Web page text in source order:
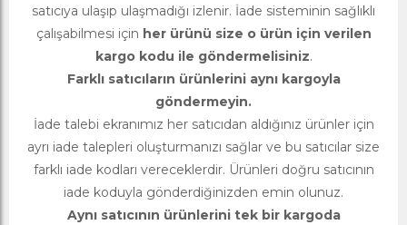
satıcıya ulaşıp ulaşmadığı izlenir. İade sisteminin sağlıklı
çalışabilmesi için her ürünü size o ürün için verilen
kargo kodu ile göndermelisiniz.
Farklı satıcıların ürünlerini aynı kargoyla
göndermeyin.
İade talebi ekranımız her satıcıdan aldığınız ürünler için
ayrı iade talepleri oluşturmanızı sağlar ve bu satıcılar size
farklı iade kodları vereceklerdir. Ürünleri doğru satıcının
iade koduyla gönderdiğinizden emin olunuz.
Aynı satıcının ürünlerini tek bir kargoda